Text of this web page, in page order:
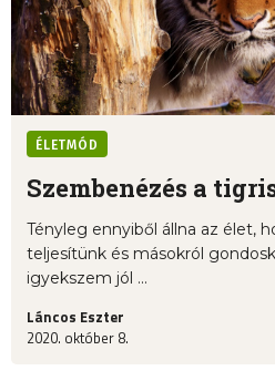
ÉLETMÓD
Szembenézés a
Tényleg ennyiből állna az élet,
teljesítünk és másokról
igyekszem jól ...
Láncos Eszter
2020. október 8.